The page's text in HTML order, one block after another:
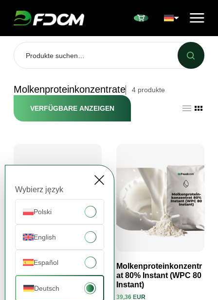
Wybierz język
Polski
English
Español
Deutsch
Molkenproteinkonzentrate 4 produkte
VERFÜGBARE ANZEIGEN
Produkt ansehen
Molkenproteinkonzentr
at 80 (WPC 80)
38,13 EUR Produkt ansehen
Molkenproteinkonzentr
at 80% Instant (WPC 80
Instant)
39,36 EUR